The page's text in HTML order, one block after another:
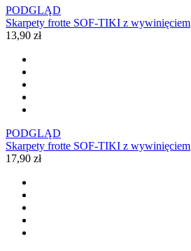
PODGLĄD
Skarpety frotte SOF-TIKI z wywinięciem
13,90 zł
PODGLĄD
Skarpety frotte SOF-TIKI z wywinięciem
17,90 zł